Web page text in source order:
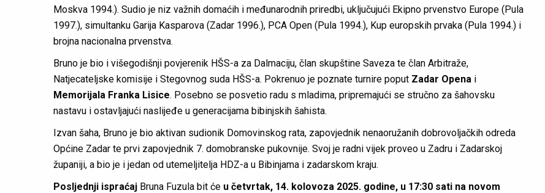
Moskva 1994.). Sudio je niz važnih domaćih i međunarodnih priredbi, uključujući Ekipno prvenstvo Europe (Pula
1997.), simultanku Garija Kasparova (Zadar 1996.), PCA Open (Pula 1994.), Kup europskih prvaka (Pula 1994.) i
brojna nacionalna prvenstva.
Bruno je bio i višegodišnji povjerenik HŠS-a za Dalmaciju, član skupštine Saveza te član Arbitraže,
Natjecateljske komisije i Stegovnog suda HŠS-a. Pokrenuo je poznate turnire poput Zadar Opena i
Memorijala Franka Lisice. Posebno se posvetio radu s mladima, pripremajući se stručno za šahovsku
nastavu i ostavljajući naslijeđe u generacijama bibinjskih šahista.
Izvan šaha, Bruno je bio aktivan sudionik Domovinskog rata, zapovjednik nenaoružanih dobrovoljačkih odreda
Općine Zadar te prvi zapovjednik 7. domobranske pukovnije. Svoj je radni vijek proveo u Zadru i Zadarskoj
županiji, a bio je i jedan od utemeljitelja HDZ-a u Bibinjama i zadarskom kraju.
Posljednji ispraćaj Bruna Fuzula bit će u četvrtak, 14. kolovoza 2025. godine, u 17:30 sati na novom